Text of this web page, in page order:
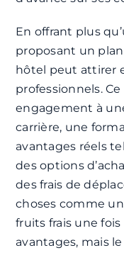
En offrant plus
proposant un
hôtel peut attirer
professionnels.
engagement à
carrière, une
avantages réels
des options
des frais de
choses comme
fruits frais une
avantages, mais